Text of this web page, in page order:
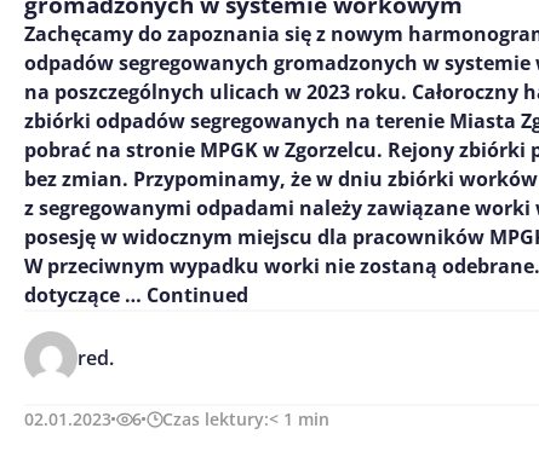
Zachęcamy do zapoznania się z nowym
odpadów segregowanych gromadzonych w
na poszczególnych ulicach w 2023 roku. Całoroczny
zbiórki odpadów segregowanych na terenie Miasta
pobrać na stronie MPGK w Zgorzelcu. Rejony zbiórki
bez zmian. Przypominamy, że w dniu zbiórki worków
z segregowanymi odpadami należy zawiązane worki
posesję w widocznym miejscu dla pracowników
W przeciwnym wypadku worki nie zostaną
dotyczące … Continued
red.
02.01.2023 6 Czas lektury:< 1 min